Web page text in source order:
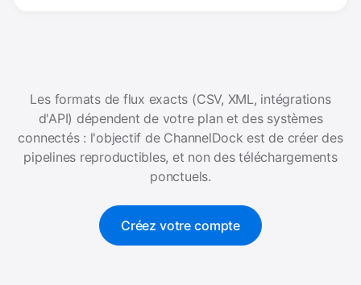
Les formats de flux exacts (CSV, XML, intégrations
d'API) dépendent de votre plan et des systèmes
connectés : l'objectif de ChannelDock est de créer des
pipelines reproductibles, et non des téléchargements
ponctuels.
Créez votre compte